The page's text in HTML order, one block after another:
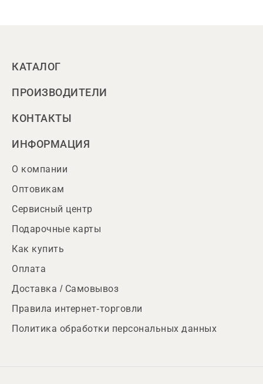
КАТАЛОГ
ПРОИЗВОДИТЕЛИ
КОНТАКТЫ
ИНФОРМАЦИЯ
О компании
Оптовикам
Сервисный центр
Подарочные карты
Как купить
Оплата
Доставка / Самовывоз
Правила интернет-торговли
Политика обработки персональных данных